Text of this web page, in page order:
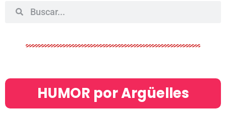
HUMOR por Argüelles​